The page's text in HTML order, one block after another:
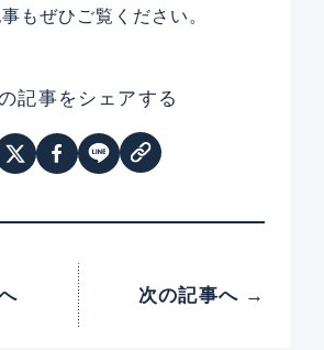
もぜひご覧ください。
記事をシェアする
次の記事へ →